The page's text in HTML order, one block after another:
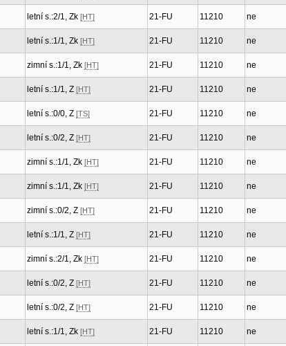
letní s.:2/1, Zk [HT] 21-FU 11210 ne
letní s.:1/1, Zk [HT] 21-FU 11210 ne
zimní s.:1/1, Zk [HT] 21-FU 11210 ne
letní s.:1/1, Z [HT] 21-FU 11210 ne
letní s.:0/0, Z [TS] 21-FU 11210 ne
letní s.:0/2, Z [HT] 21-FU 11210 ne
zimní s.:1/1, Zk [HT] 21-FU 11210 ne
zimní s.:1/1, Zk [HT] 21-FU 11210 ne
zimní s.:0/2, Z [HT] 21-FU 11210 ne
letní s.:1/1, Z [HT] 21-FU 11210 ne
zimní s.:2/1, Zk [HT] 21-FU 11210 ne
letní s.:0/2, Z [HT] 21-FU 11210 ne
letní s.:0/2, Z [HT] 21-FU 11210 ne
letní s.:1/1, Zk [HT] 21-FU 11210 ne